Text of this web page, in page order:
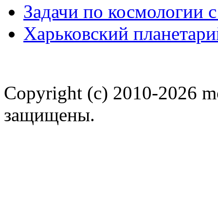
Задачи по космологии
Харьковский
Copyright (c) 2010-2026
защищены.